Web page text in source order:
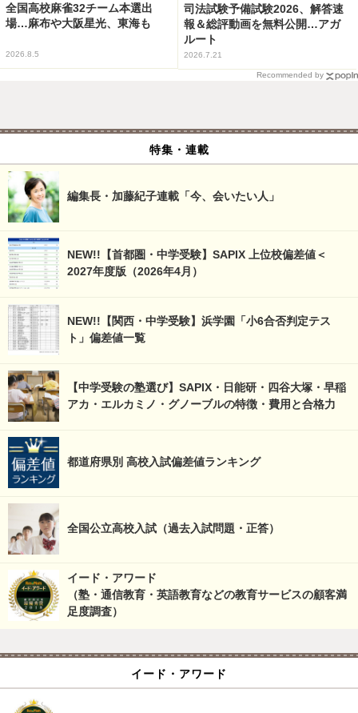
全国高校麻雀32チーム本選出
場…麻布や大阪星光、東海も
2026.8.5
司法試験予備試験2026、解答速
報＆総評動画を無料公開…アガ
ルート
2026.7.21
Recommended by
特集・連載
編集長・加藤紀子連載「今、会いたい人」
NEW!!【首都圏・中学受験】SAPIX 上位校偏差値＜
2027年度版（2026年4月）
NEW!!【関西・中学受験】浜学園「小6合否判定テス
ト」偏差値一覧
【中学受験の塾選び】SAPIX・日能研・四谷大塚・早稲
アカ・エルカミノ・グノーブルの特徴・費用と合格力
都道府県別 高校入試偏差値ランキング
全国公立高校入試（過去入試問題・正答）
イード・アワード
（塾・通信教育・英語教育などの教育サービスの顧客満
足度調査）
イード・アワード